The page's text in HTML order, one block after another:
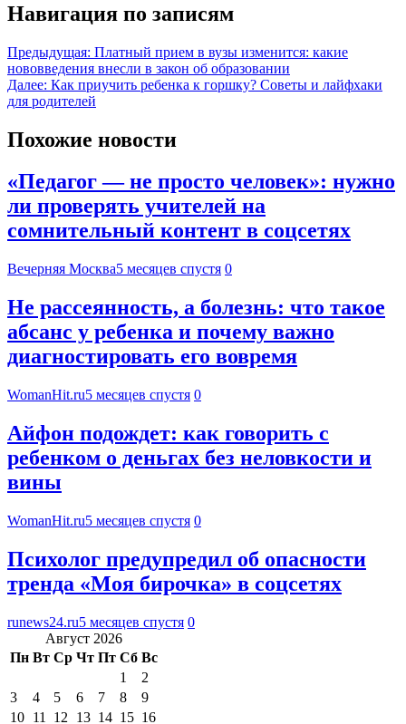
Навигация по записям
Предыдущая: Платный прием в вузы изменится: какие
нововведения внесли в закон об образовании
Далее: Как приучить ребенка к горшку? Советы и лайфхаки
для родителей
Похожие новости
«Педагог — не просто человек»: нужно
ли проверять учителей на
сомнительный контент в соцсетях
Вечерняя Москва5 месяцев спустя 0
Не рассеянность, а болезнь: что такое
абсанс у ребенка и почему важно
диагностировать его вовремя
WomanHit.ru5 месяцев спустя 0
Айфон подождет: как говорить с
ребенком о деньгах без неловкости и
вины
WomanHit.ru5 месяцев спустя 0
Психолог предупредил об опасности
тренда «Моя бирочка» в соцсетях
runews24.ru5 месяцев спустя 0
Август 2026
Пн Вт Ср Чт Пт Сб Вс
1
2
3
4 5 6 7 8
9
10 11 12 13 14 15 16